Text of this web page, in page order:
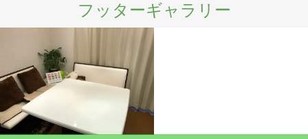
フッターギャラリー
施設